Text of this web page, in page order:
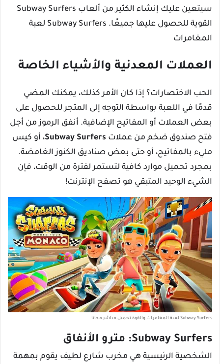
سيتعين عليك إنشاء الكثير من ألعاب Subway Surfers
القوية للحصول عليها جميعًا. Subway Surfers لعبة
المغامرات
العملات المعدنية والأشياء الخاصة
الحب الاختصارات؟ إذا كان الأمر كذلك، يمكنك المضي
قدمًا في اللعبة بواسطة التوجه إلى المتجر للحصول على
بعض العملات أو المفاتيح الإضافية. أنفق الرموز من أجل
فتح صندوق ضخم من عملات Subway Surfers، أو كيس
مليء بالمفاتيح، أو حتى بعض صناديق الكنوز الغامضة.
بمجرد تحميل موارد كافية لتستمر لفترة من الوقت، فإن
الشيء الوحيد المتبقي هو تصفح الإنترنت!
Subway Surfers لعبة المغامرات والقوة تحميل مباشر مجانا
Subway Surfers: مترو الأنفاق
الشخصية الرئيسية هي مخرب شارع لطيف يقوم بمهمة